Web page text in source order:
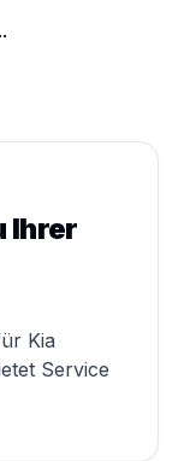
Ihrer
Kia
Service